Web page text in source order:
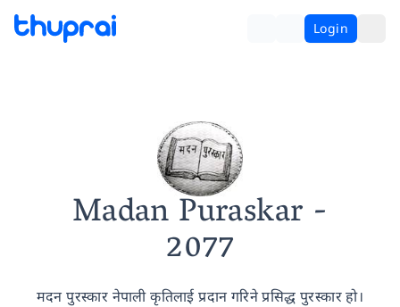
Login
Madan Puraskar -
2077
मदन पुरस्कार नेपाली कृतिलाई प्रदान गरिने प्रसिद्ध पुरस्कार हो।